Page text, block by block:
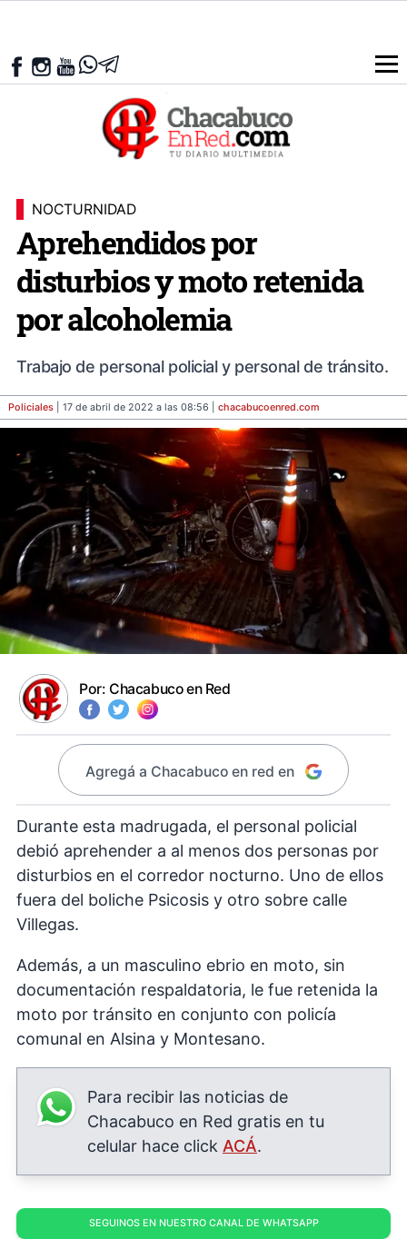
NOCTURNIDAD
Aprehendidos por
disturbios y moto retenida
por alcoholemia
Trabajo de personal policial y personal de tránsito.
Policiales | 17 de abril de 2022 a las 08:56 | chacabucoenred.com
Por: Chacabuco en Red
Agregá a Chacabuco en red en
Durante esta madrugada, el personal policial
debió aprehender a al menos dos personas por
disturbios en el corredor nocturno. Uno de ellos
fuera del boliche Psicosis y otro sobre calle
Villegas.
Además, a un masculino ebrio en moto, sin
documentación respaldatoria, le fue retenida la
moto por tránsito en conjunto con policía
comunal en Alsina y Montesano.
Para recibir las noticias de
Chacabuco en Red gratis en tu
celular hace click ACÁ.
SEGUINOS EN NUESTRO CANAL DE WHATSAPP